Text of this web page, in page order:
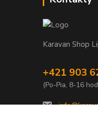
Karavan Shop
+421 903
(Po-Pia, 8-16